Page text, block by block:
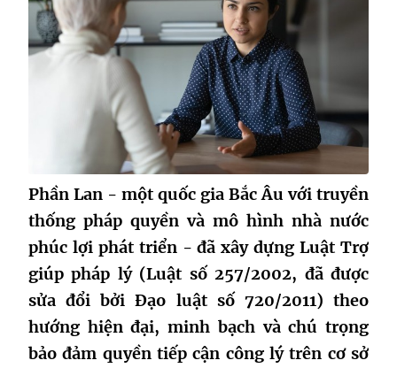
Phần Lan - một quốc gia Bắc Âu với truyền
thống pháp quyền và mô hình nhà nước
phúc lợi phát triển - đã xây dựng Luật Trợ
giúp pháp lý (Luật số 257/2002, đã được
sửa đổi bởi Đạo luật số 720/2011) theo
hướng hiện đại, minh bạch và chú trọng
bảo đảm quyền tiếp cận công lý trên cơ sở